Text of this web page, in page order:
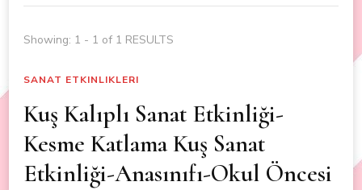
Showing: 1 - 1 of 1 RESULTS
SANAT ETKINLIKLERI
Kuş Kalıplı Sanat Etkinliği-
Kesme Katlama Kuş Sanat
Etkinliği-Anasınıfı-Okul Öncesi